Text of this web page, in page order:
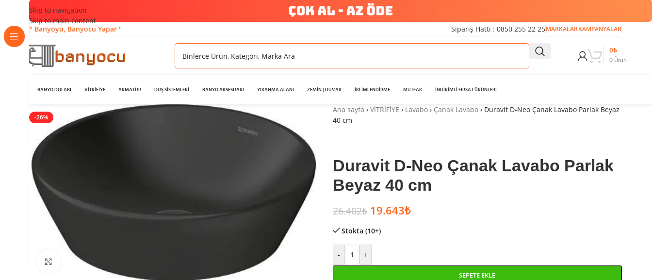
Skip to navigation
Skip to main content
" Banyoyu, Banyocu Yapar "
Sipariş Hattı : 0850 255 22 25MARKALARKAMPANYALAR
0Ürün
0₺
BANYO DOLABI VİTRİFİYE ARMATÜR DUŞ SİSTEMLERİ BANYO AKSESUARI YIKANMA ALANI ZEMİN | DUVAR İKLİMLENDİRME MUTFAK İNDİRİMLİ FIRSAT ÜRÜNLERİ
-26%
Büyütmek için tıklayın
Ana sayfa › VİTRİFİYE › Lavabo› Çanak Lavabo› Duravit D-Neo Çanak Lavabo Parlak Beyaz
40 cm
Duravit D-Neo Çanak Lavabo Parlak
Beyaz 40 cm
26.402₺ 19.643₺
Stokta (10+)
- +
SEPETE EKLE